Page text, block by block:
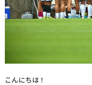
こんにちは！